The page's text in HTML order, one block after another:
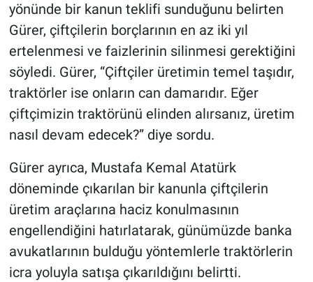
yönünde bir kanun teklifi sunduğunu belirten
Gürer, çiftçilerin borçlarının en az iki yıl
ertelenmesi ve faizlerinin silinmesi gerektiğini
söyledi. Gürer, “Çiftçiler üretimin temel taşıdır,
traktörler ise onların can damarıdır. Eğer
çiftçimizin traktörünü elinden alırsanız, üretim
nasıl devam edecek?” diye sordu.
Gürer ayrıca, Mustafa Kemal Atatürk
döneminde çıkarılan bir kanunla çiftçilerin
üretim araçlarına haciz konulmasının
engellendiğini hatırlatarak, günümüzde banka
avukatlarının bulduğu yöntemlerle traktörlerin
icra yoluyla satışa çıkarıldığını belirtti.